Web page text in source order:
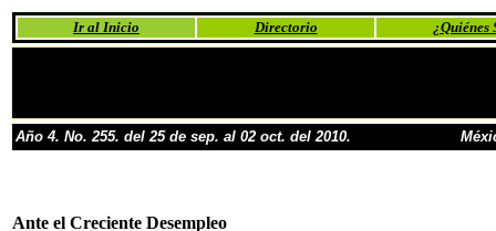
Ir al Inicio Directorio ¿Quiénes
Año 4. No. 255. del 25 de sep. al 02 oct. del 2010.
Ante el Creciente Desempleo